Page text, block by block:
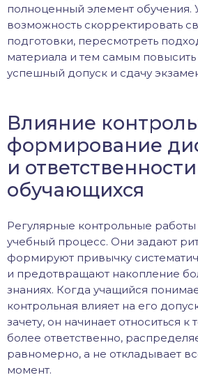
полноценный элемент обучения.
возможность скорректировать
подготовки, пересмотреть
материала и тем самым
успешный допуск и сдачу
Влияние
формирование
и ответственности
обучающихся
Регулярные контрольные
учебный процесс. Они задают
формируют привычку
и предотвращают накопление
знаниях. Когда учащийся
контрольная влияет на его
зачету, он начинает относиться к
более ответственно,
равномерно, а не откладывает
момент.